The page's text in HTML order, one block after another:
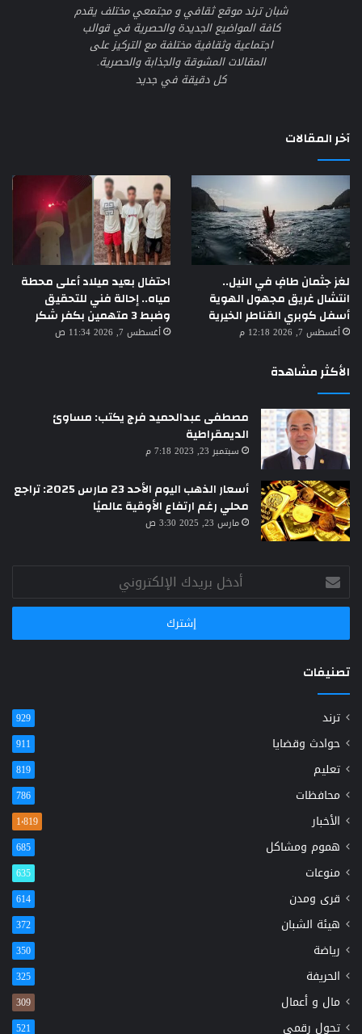
شبان ترند موقع ثقافي و مجتمعي مختلف يقدم
كافة المواضيع الجديدة والحصرية في قوالب
اجتماعية وثقافية مختلفة مع التركيز على
المقالات المشوقة والجذابة والحصرية.
كل دقيقة في جديد
آخر المقالات
لغز جثمان طافٍ في النيل..
انتشال غريق مجهول الهوية
أسفل كوبري القناطر الخيرية
أغسطس 7, 2026 12:18 م
احتفال بعيد ميلاد أعلى محطة
مياه.. إحالة فني للتحقيق
وضبط 3 متهمين بكفر شكر
أغسطس 7, 2026 11:34 ص
الأكثر مشاهدة
مصطفى عبدالحميد فرج يكتب: مساوئ
الديمقراطية
سبتمبر 23, 2023 7:18 م
أسعار الذهب اليوم الأحد 23 مارس 2025: تراجع
محلي رغم ارتفاع الأوقية عالميًا
مارس 23, 2025 3:30 ص
أدخل
بريدك
الإلكتروني
تصنيفات
ترند 929
حوادث وقضايا 911
تعليم 819
محافظات 786
الأخبار 1٬819
هموم ومشاكل 685
منوعات 635
قرى ومدن 614
هيئة الشبان 372
رياضة 350
الحريفة 325
مال و أعمال 309
تحول رقمي 521